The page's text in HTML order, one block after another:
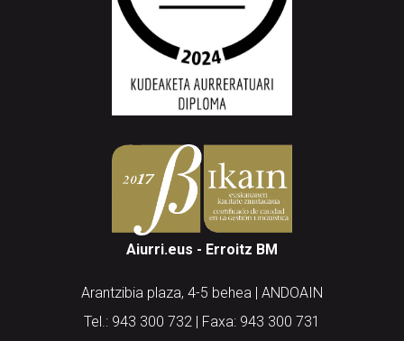
Aiurri.eus - Erroitz BM
Arantzibia plaza, 4-5 behea | ANDOAIN
Tel.: 943 300 732 | Faxa: 943 300 731